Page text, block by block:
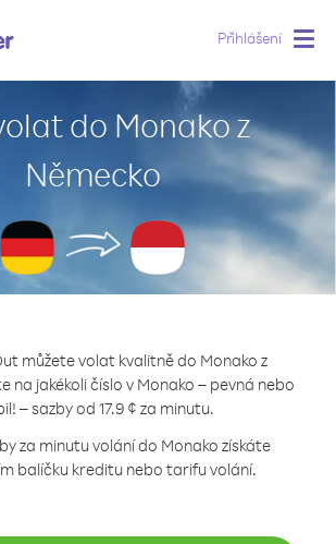
Přihlášení
do Monako z
Německo
můžete volat kvalitně do Monako z
na jakékoli číslo v Monako – pevná nebo
– sazby od 17.9 ¢ za minutu.
za minutu volání do Monako získáte
balíčku kreditu nebo tarifu volání.